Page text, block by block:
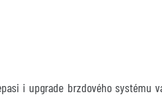
i upgrade brzdového systému